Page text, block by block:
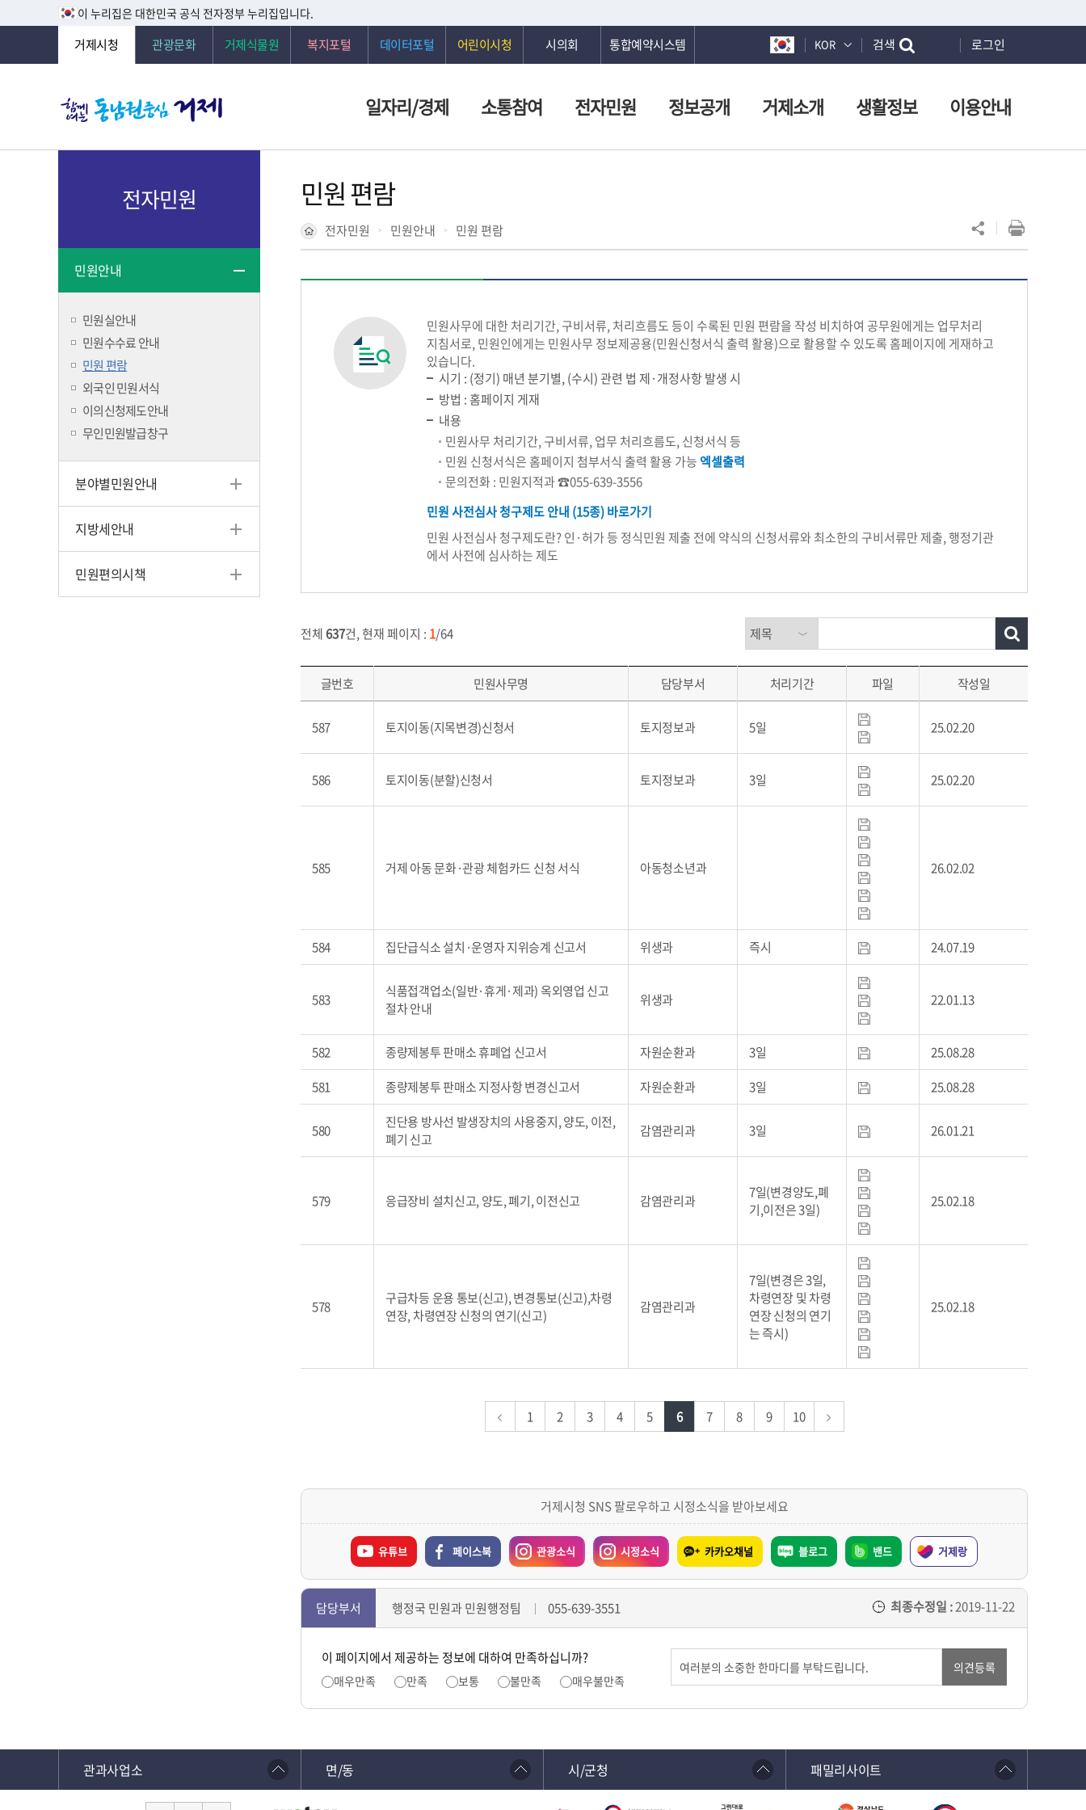
이 누리집은 대한민국 공식 전자정부 누리집입니다.
거제시청 관광문화 거제식물원 복지포털 데이터포털 어린이시청 시의회 통합예약시스템 KOR 검색 로그인
일자리/경제 소통참여 전자민원 정보공개 거제소개 생활정보 이용안내
전자민원
민원안내
민원실안내
민원수수료 안내
민원 편람
외국인 민원서식
이의신청제도안내
무인민원발급창구
분야별민원안내
지방세안내
민원편의시책
민원 편람
전자민원 민원안내 민원 편람
민원사무에 대한 처리기간, 구비서류, 처리흐름도 등이 수록된 민원 편람을 작성 비치하여 공무원에게는 업무처리
지침서로, 민원인에게는 민원사무 정보제공용(민원신청서식 출력 활용)으로 활용할 수 있도록 홈페이지에 게재하고
있습니다.
시기 : (정기) 매년 분기별, (수시) 관련 법 제·개정사항 발생 시
방법 : 홈페이지 게재
내용
민원사무 처리기간, 구비서류, 업무 처리흐름도, 신청서식 등
민원 신청서식은 홈페이지 첨부서식 출력 활용 가능 엑셀출력
문의전화 : 민원지적과 ☎055-639-3556
민원 사전심사 청구제도 안내 (15종) 바로가기
민원 사전심사 청구제도란? 인·허가 등 정식민원 제출 전에 약식의 신청서류와 최소한의 구비서류만 제출, 행정기관
에서 사전에 심사하는 제도
전체637건, 현재 페이지 : 1/64
글번호 민원사무명 담당부서 처리기간 파일 작성일
587 토지이동(지목변경)신청서 토지정보과 5일 25.02.20
586 토지이동(분할)신청서 토지정보과 3일 25.02.20
585 거제 아동 문화·관광 체험카드 신청 서식 아동청소년과 26.02.02
584 집단급식소 설치·운영자 지위승계 신고서 위생과 즉시 24.07.19
583
식품접객업소(일반·휴게·제과) 옥외영업 신고
절차 안내
위생과 22.01.13
582 종량제봉투 판매소 휴폐업 신고서 자원순환과 3일
25.08.28
581
종량제봉투 판매소 지정사항 변경신고서 자원순환과 3일 25.08.28
580
진단용 방사선 발생장치의 사용중지, 양도, 이전,
폐기 신고
감염관리과 3일 26.01.21
579 응급장비 설치신고, 양도, 폐기, 이전신고 감염관리과
7일(변경양도,폐
기,이전은 3일)
25.02.18
578
구급차등 운용 통보(신고), 변경통보(신고),차령
연장, 차령연장 신청의 연기(신고)
감염관리과
7일(변경은 3일,
차령연장 및 차령
연장 신청의 연기
는 즉시)
25.02.18
1 2 3 4 5 6 7 8 9 10
거제시청 SNS 팔로우하고 시정소식을 받아보세요
유튜브 페이스북 관광소식 시정소식 카카오채널 블로그 밴드 거제랑
담당부서 행정국 민원과 민원행정팀 055-639-3551 최종수정일 :2019-11-22
이 페이지에서 제공하는 정보에 대하여 만족하십니까?
매우만족 만족 보통 불만족 매우불만족
의견등록
관과사업소 면/동 시/군청 패밀리사이트